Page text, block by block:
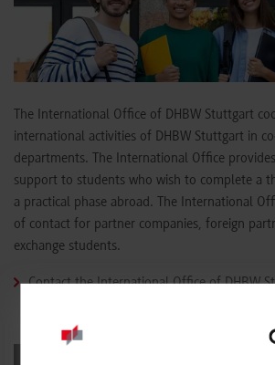
The International Office of DHBW Stuttgart
international activities of DHBW Stuttgart in
departments. The International Office
support to students who wish to complete a
a practical phase abroad. The International
of contact for partner companies, foreign
exchange students.
Contact the International Office of DHBW